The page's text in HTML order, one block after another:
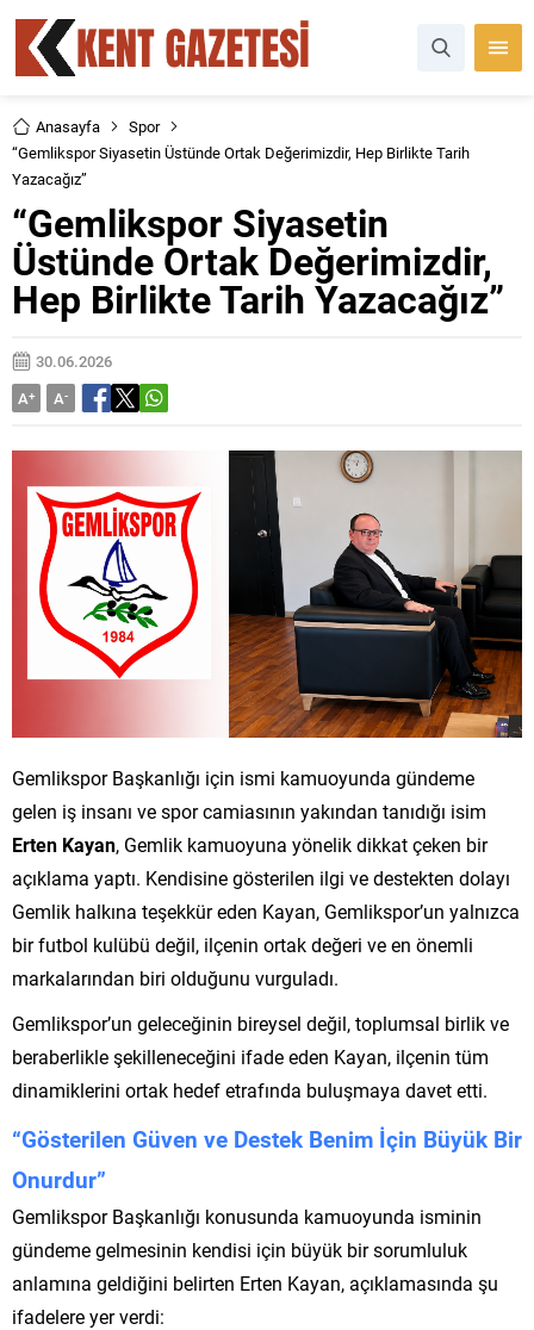
Anasayfa
Spor
“Gemlikspor Siyasetin Üstünde Ortak Değerimizdir, Hep Birlikte Tarih
Yazacağız”
“Gemlikspor Siyasetin
Üstünde Ortak Değerimizdir,
Hep Birlikte Tarih Yazacağız”
30.06.2026
A+ A-
Gemlikspor Başkanlığı için ismi kamuoyunda gündeme
gelen iş insanı ve spor camiasının yakından tanıdığı isim
Erten Kayan, Gemlik kamuoyuna yönelik dikkat çeken bir
açıklama yaptı. Kendisine gösterilen ilgi ve destekten dolayı
Gemlik halkına teşekkür eden Kayan, Gemlikspor’un yalnızca
bir futbol kulübü değil, ilçenin ortak değeri ve en önemli
markalarından biri olduğunu vurguladı.
Gemlikspor’un geleceğinin bireysel değil, toplumsal birlik ve
beraberlikle şekilleneceğini ifade eden Kayan, ilçenin tüm
dinamiklerini ortak hedef etrafında buluşmaya davet etti.
“Gösterilen Güven ve Destek Benim İçin Büyük Bir
Onurdur”
Gemlikspor Başkanlığı konusunda kamuoyunda isminin
gündeme gelmesinin kendisi için büyük bir sorumluluk
anlamına geldiğini belirten Erten Kayan, açıklamasında şu
ifadelere yer verdi: